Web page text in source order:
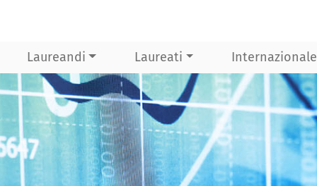
Laureandi Laureati Internazionale